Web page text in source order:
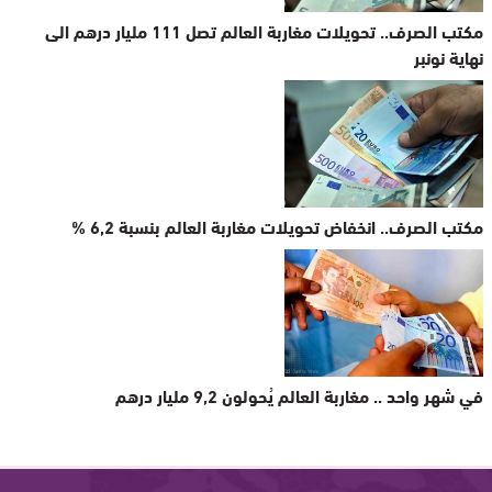
مكتب الصرف.. تحويلات مغاربة العالم تصل 111 مليار درهم الى
نهاية نونبر
مكتب الصرف.. انخفاض تحويلات مغاربة العالم بنسبة 6,2 %
في شهر واحد .. مغاربة العالم يُحولون 9,2 مليار درهم